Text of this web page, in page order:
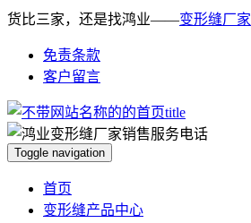
货比三家，还是找鸿业——变形缝厂家
免责条款
客户留言
Toggle navigation
首页
变形缝产品中心